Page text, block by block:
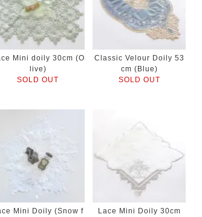
Mini doily 30cm (O
live)
SOLD OUT
Classic Velour Doily 53
cm (Blue)
SOLD OUT
Mini Doily (Snow f
Lace Mini Doily 30cm